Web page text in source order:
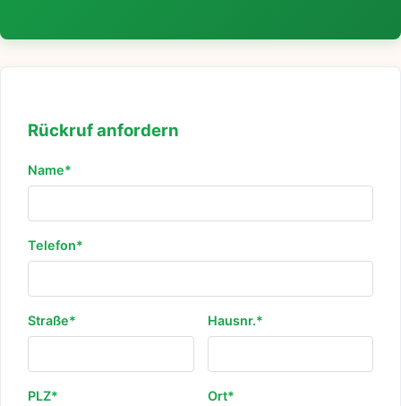
Rückruf anfordern
Name*
Telefon*
Straße* Hausnr.*
PLZ* Ort*